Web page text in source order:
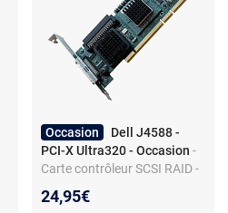
Occasion
Dell J4588 -
PCI-X Ultra320 - Occasion -
Carte contrôleur SCSI RAID -
Produit de seconde main
24,95€